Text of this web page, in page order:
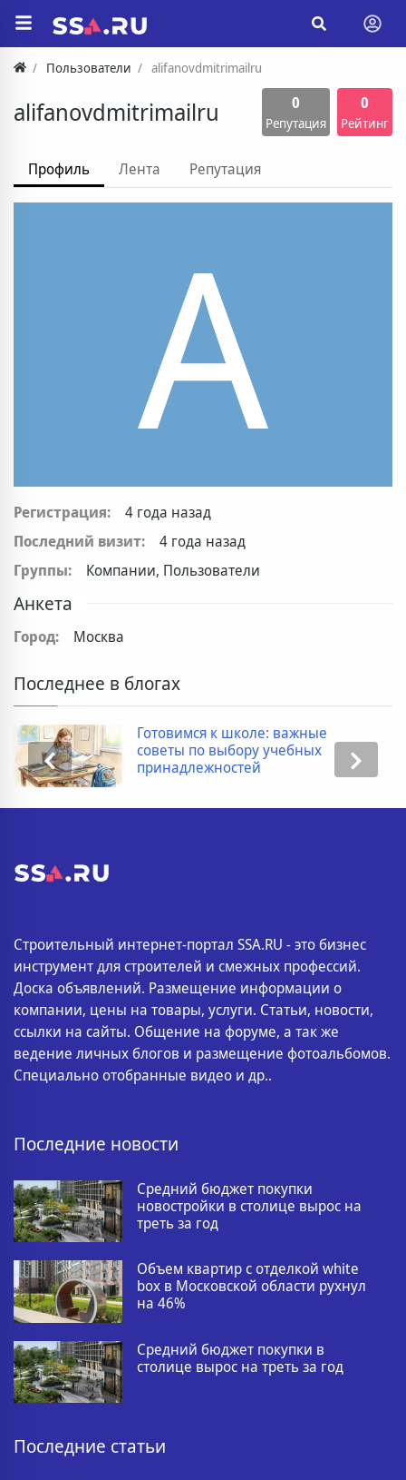
Пользователи alifanovdmitrimailru
alifanovdmitrimailru 0
Репутация
0
Рейтинг
Профиль Лента Репутация
A
Регистрация:
4 года назад
Последний визит:
4 года назад
Группы:
Компании, Пользователи
Анкета
Город: Москва
Последнее в блогах
Готовимся к школе: важные
советы по выбору учебных
принадлежностей
Строительный интернет-портал SSA.RU - это бизнес
инструмент для строителей и смежных профессий.
Доска объявлений. Размещение информации о
компании, цены на товары, услуги. Статьи, новости,
ссылки на сайты. Общение на форуме, а так же
ведение личных блогов и размещение фотоальбомов.
Специально отобранные видео и др..
Последние новости
Средний бюджет покупки
новостройки в столице вырос на
треть за год
Объем квартир с отделкой white
box в Московской области рухнул
на 46%
Средний бюджет покупки в
столице вырос на треть за год
Последние статьи